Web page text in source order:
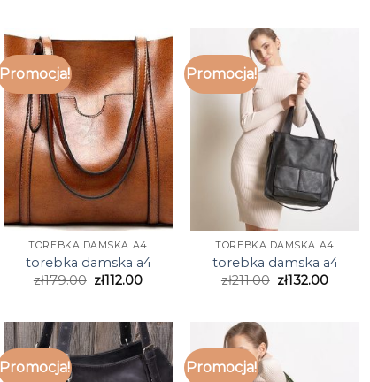
Promocja!
TOREBKA DAMSKA A4
torebka damska a4
zł179.00 zł112.00
Promocja!
TOREBKA DAMSKA A4
torebka damska a4
zł211.00 zł132.00
Promocja! Promocja!